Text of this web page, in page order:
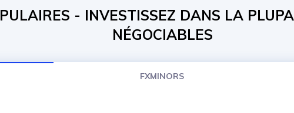
- INVESTISSEZ DANS LA
NÉGOCIABLES
FXMINORS